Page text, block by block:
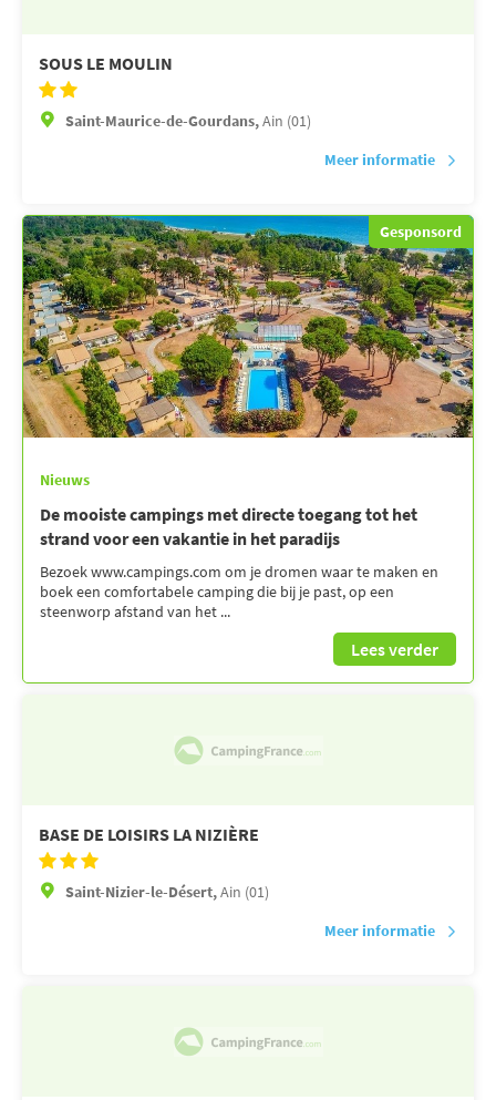
SOUS LE MOULIN
Saint-Maurice-de-Gourdans,Ain (01)
Meer informatie
Gesponsord
Nieuws
De mooiste campings met directe toegang tot het
strand voor een vakantie in het paradijs
Bezoek www.campings.com om je dromen waar te maken en
boek een comfortabele camping die bij je past, op een
steenworp afstand van het ...
Lees verder
BASE DE LOISIRS LA NIZIÈRE
Saint-Nizier-le-Désert,Ain (01)
Meer informatie